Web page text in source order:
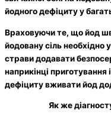
йодного дефіциту у
Враховуючи те, що йод
йодовану сіль необхідно
страви додавати
наприкінці приготування
дефіциту вживати йод
Як же